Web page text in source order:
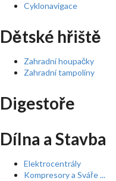
Cyklonavigace
Dětské hřiště
Zahradní houpačky
Zahradní tampolíny
Digestoře
Dílna a Stavba
Elektrocentrály
Kompresory a Sváře ...